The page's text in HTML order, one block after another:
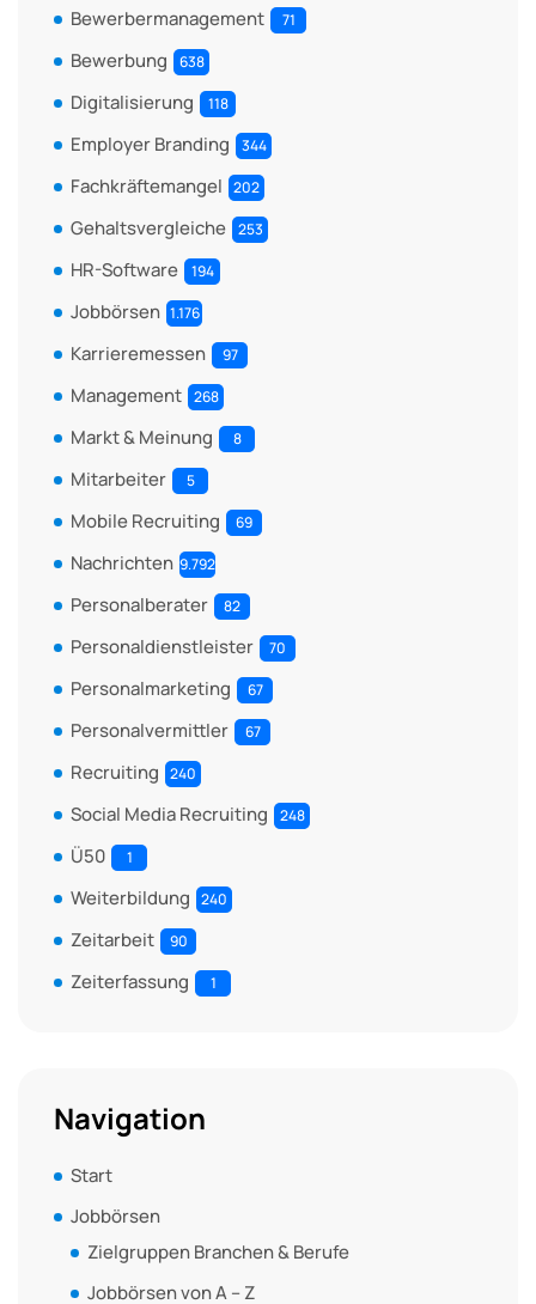
Bewerbermanagement 71
Bewerbung 638
Digitalisierung 118
Employer Branding 344
Fachkräftemangel 202
Gehaltsvergleiche 253
HR-Software 194
Jobbörsen 1.176
Karrieremessen 97
Management 268
Markt & Meinung 8
Mitarbeiter 5
Mobile Recruiting 69
Nachrichten 9.792
Personalberater 82
Personaldienstleister 70
Personalmarketing 67
Personalvermittler 67
Recruiting 240
Social Media Recruiting 248
Ü50 1
Weiterbildung 240
Zeitarbeit 90
Zeiterfassung 1
Navigation
Start
Jobbörsen
Zielgruppen Branchen & Berufe
Jobbörsen von A – Z